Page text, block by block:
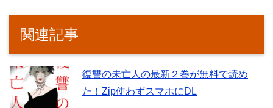
関連記事
復讐の未亡人の最新２巻が無料で読め
た！Zip使わずスマホにDL